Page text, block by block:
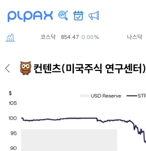
코스닥 854.47 0.00% 나스닥
컨텐츠(미국주식 연구센터)